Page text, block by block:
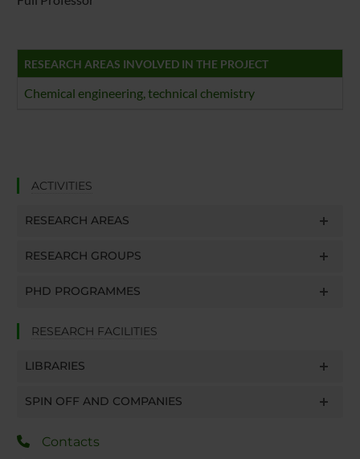
RESEARCH AREAS INVOLVED IN THE PROJECT
Chemical engineering, technical chemistry
ACTIVITIES
RESEARCH AREAS
RESEARCH GROUPS
PHD PROGRAMMES
RESEARCH FACILITIES
LIBRARIES
SPIN OFF AND COMPANIES
Contacts